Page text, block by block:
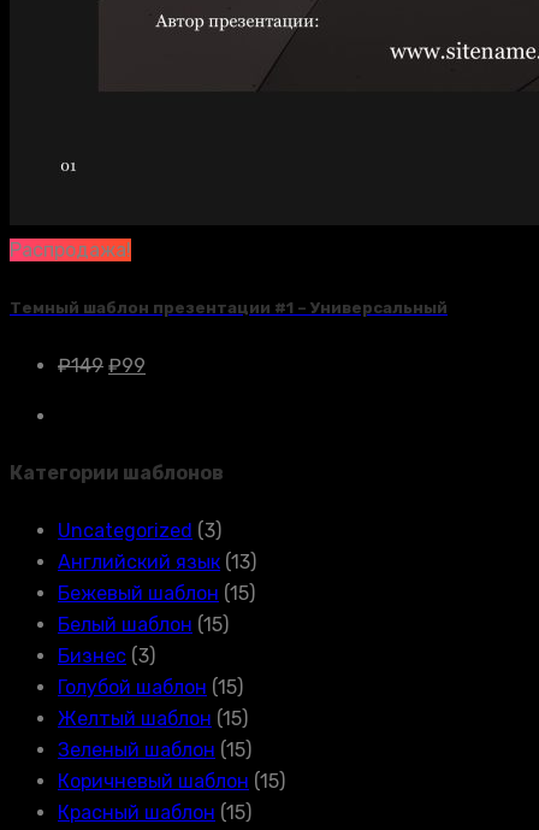
Распродажа!
Темный шаблон презентации #1 – Универсальный
₽149 ₽99
Категории шаблонов
Uncategorized (3)
Английский язык (13)
Бежевый шаблон (15)
Белый шаблон (15)
Бизнес (3)
Голубой шаблон (15)
Желтый шаблон (15)
Зеленый шаблон (15)
Коричневый шаблон (15)
Красный шаблон (15)